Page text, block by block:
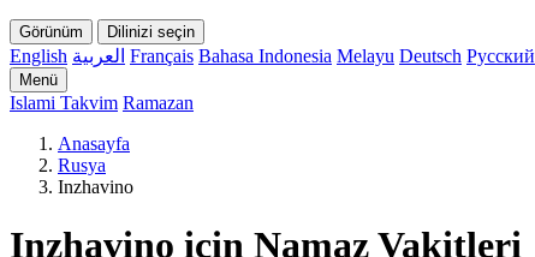
Görünüm Dilinizi seçin
English العربية Français Bahasa Indonesia Melayu Deutsch Русский
Menü
Islami Takvim Ramazan
Anasayfa
Rusya
Inzhavino
Inzhavino için Namaz Vakitleri